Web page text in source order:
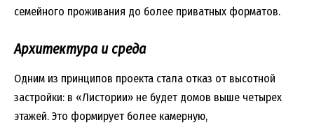
семейного проживания до более приватных форматов.
Архитектура и среда
Одним из принципов проекта стала отказ от высотной
застройки: в «Листории» не будет домов выше четырех
этажей. Это формирует более камерную,